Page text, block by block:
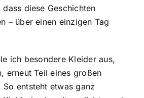
diese Geschichten
– über einen einzigen Tag
ich besondere Kleider aus,
erneut Teil eines großen
So entsteht etwas ganz